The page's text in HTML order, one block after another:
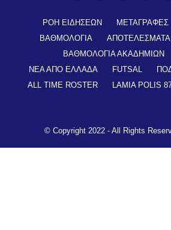
ΡΟΗ ΕΙΔΗΣΕΩΝ ΜΕΤΑΓΡΑΦΕΣ
ΒΑΘΜΟΛΟΓΙΑ
ΒΑΘΜΟΛΟΓΙΑ ΑΚΑΔΗΜΙΩΝ
ΝΕΑ ΑΠΟ ΕΛΛΑΔΑ
FUTSAL
ALL TIME ROSTER
LAMIA POLIS
© Copyright 2022 - All Rights